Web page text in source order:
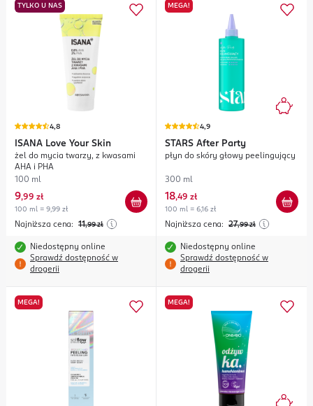
TYLKO U NAS
4,8
ISANA Love Your Skin
żel do mycia twarzy, z kwasami
AHA i PHA
100 ml
9,99 zł
100 ml = 9,99 zł
Najniższa cena: 11,99 zł
Niedostępny online
Sprawdź dostępność w
drogerii
MEGA!
4,9
STARS After Party
płyn do skóry głowy peelingujący
300 ml
18,49 zł
100 ml = 6,16 zł
Najniższa cena: 27,99 zł
Niedostępny online
Sprawdź dostępność w
drogerii
MEGA! MEGA!